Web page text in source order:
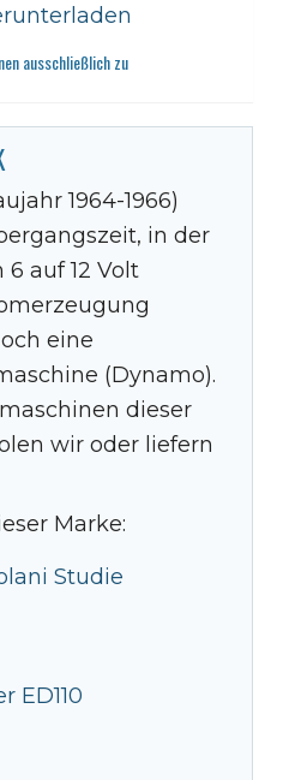
ausschließlich zu
1964-1966)
in der
auf 12 Volt
eine
(Dynamo).
dieser
wir oder liefern
Marke:
Studie
ED110